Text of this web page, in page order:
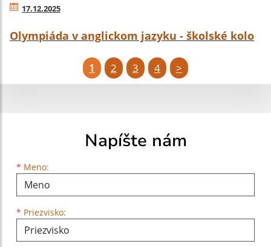
17.12.2025
Olympiáda v anglickom jazyku - školské kolo
1 2 3 4 >
Napíšte nám
* Meno:
Meno
* Priezvisko:
Priezvisko
E-mailová adresa